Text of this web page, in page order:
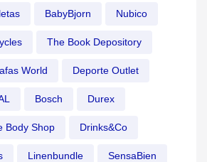
BabyBjorn Nubico
The Book Depository
World Deporte Outlet
Bosch Durex
Body Shop Drinks&Co
Linenbundle SensaBien